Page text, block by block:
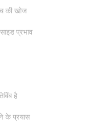
की खोज
प्रभाव
है
के प्रयास